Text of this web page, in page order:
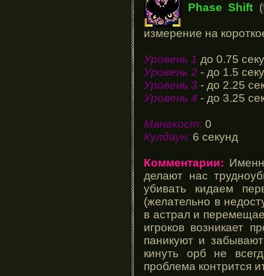
Phase Shift
измерение на
Уровень 1 до 0.75
Уровень 2 - до 1.5
Уровень 3 - до 2.25
Уровень 4 - до 3.25
Манакост: 0
Кулдаун: 6 секунд
Комментарии:
делают нас
убивать кидаем
(желательно в
в астрал и
игроков возникает
паникуют и
кинуть орб не
проблема контрится